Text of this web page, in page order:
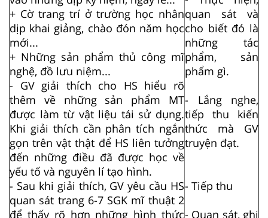
+ Cờ trang trí ở trường học nhân
dịp khai giảng, chào đón năm học
mới...
+ Những sản phẩm thủ công mĩ
nghệ, đồ lưu niệm...
- GV giải thích cho HS hiểu rõ
thêm về những sản phẩm MT
được làm từ vật liệu tái sử dụng.
Khi giải thích cần phân tích ngắn
gọn trên vật thật để HS liên tưởng
đến những điều đã được học về
yếu tố và nguyên lí tạo hình.
- Sau khi giải thích, GV yêu cầu HS
quan sát trang 6-7 SGK mĩ thuật 2
để thấy rõ hơn những hình thức
quan sát và
cho biết đó là
những tác
phẩm, sản
phẩm gì.
- Lắng nghe,
tiếp thu kiến
thức mà GV
truyện đạt.
- Tiếp thu
- Quan sát, ghi